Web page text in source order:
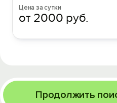
Цена за сутки
от 2000 руб.
Продолжить